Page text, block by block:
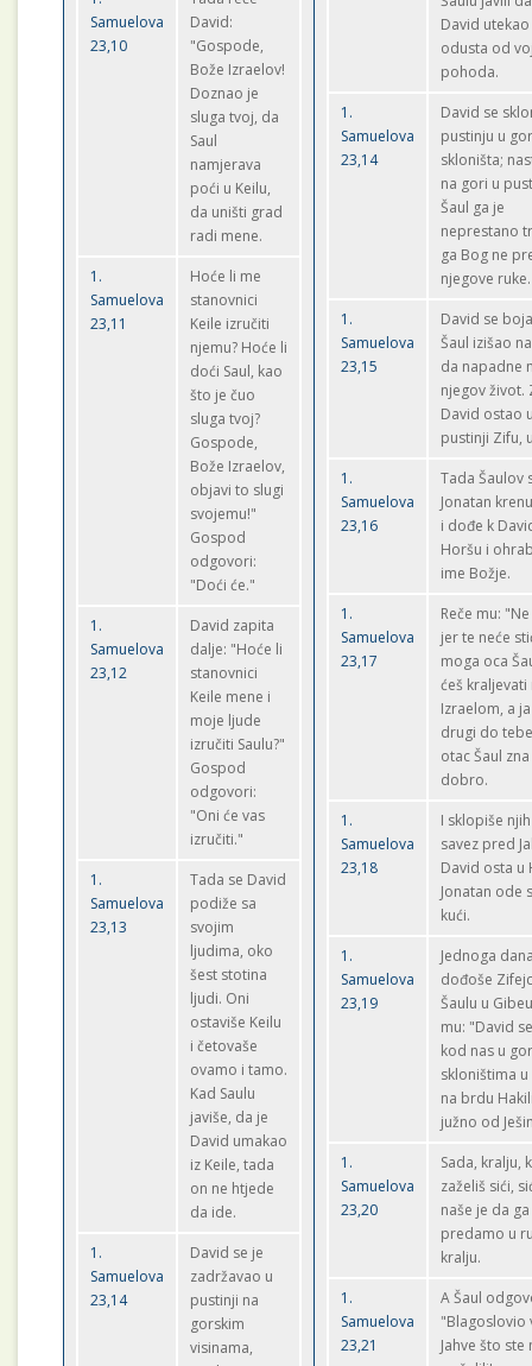
Samuelova
23,10
David:
"Gospode,
Bože Izraelov!
Doznao je
sluga tvoj, da
Saul
namjerava
poći u Keilu,
da uništi grad
radi mene.
1.
Samuelova
23,11
Hoće li me
stanovnici
Keile izručiti
njemu? Hoće li
doći Saul, kao
što je čuo
sluga tvoj?
Gospode,
Bože Izraelov,
objavi to slugi
svojemu!"
Gospod
odgovori:
"Doći će."
1.
Samuelova
23,12
David zapita
dalje: "Hoće li
stanovnici
Keile mene i
moje ljude
izručiti Saulu?"
Gospod
odgovori:
"Oni će vas
izručiti."
1.
Samuelova
23,13
Tada se David
podiže sa
svojim
ljudima, oko
šest stotina
ljudi. Oni
ostaviše Keilu
i četovaše
ovamo i tamo.
Kad Saulu
javiše, da je
David umakao
iz Keile, tada
on ne htjede
da ide.
1.
Samuelova
23,14
David se je
zadržavao u
pustinji na
gorskim
visinama,
David utekao
odusta od
pohoda.
1.
Samuelova
23,14
David se
pustinju u
skloništa;
na gori u
Šaul ga je
neprestano
ga Bog ne
njegove ruke.
1.
Samuelova
23,15
David se
Šaul izišao
da napadne
njegov život.
David ostao
pustinji Zifu,
1.
Samuelova
23,16
Tada Šaulov
Jonatan
i dođe k
Horšu i
ime Božje.
1.
Samuelova
23,17
Reče mu:
jer te neće
moga oca
ćeš kraljevati
Izraelom, a
drugi do
otac Šaul
dobro.
1.
Samuelova
23,18
I sklopiše
savez pred
David osta u
Jonatan ode
kući.
1.
Samuelova
23,19
Jednoga
dođoše
Šaulu u
mu: "David
kod nas u
skloništima
na brdu
južno od
1.
Samuelova
23,20
Sada, kralju,
zaželiš sići,
naše je da ga
predamo u
kralju.
1.
Samuelova
23,21
A Šaul
"Blagoslovio
Jahve što ste